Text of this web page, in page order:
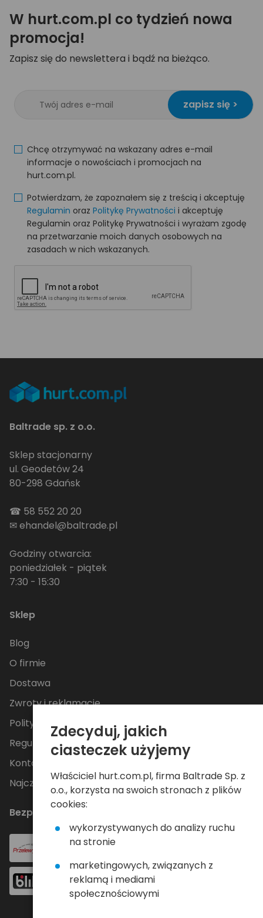
W hurt.com.pl co tydzień nowa
promocja!
Zapisz się do newslettera i bądź na bieżąco.
zapisz się >
Chcę otrzymywać na wskazany adres e-mail
informacje o nowościach i promocjach na
hurt.com.pl.
Potwierdzam, że zapoznałem się z treścią i akceptuję
Regulamin oraz Politykę Prywatności i akceptuję
Regulamin oraz Politykę Prywatności i wyrażam zgodę
na przetwarzanie moich danych osobowych na
zasadach w nich wskazanych.
Baltrade sp. z o.o.
Sklep stacjonarny
ul. Geodetów 24
80-298 Gdańsk
☎ 58 552 20 20
✉ehandel@baltrade.pl
Godziny otwarcia:
poniedziałek - piątek
7:30 - 15:30
Sklep
Blog
O firmie
Dostawa
Zwroty i reklamacje
Polityka Prywatności
Regulamin
Kontakt
Najczęściej zadawane pytania
Bezpieczne płatności
Zdecyduj, jakich
ciasteczek użyjemy
Właściciel hurt.com.pl, firma Baltrade Sp. z
o.o., korzysta na swoich stronach z plików
cookies:
wykorzystywanych do analizy ruchu
na stronie
marketingowych, związanych z
reklamą i mediami
społecznościowymi